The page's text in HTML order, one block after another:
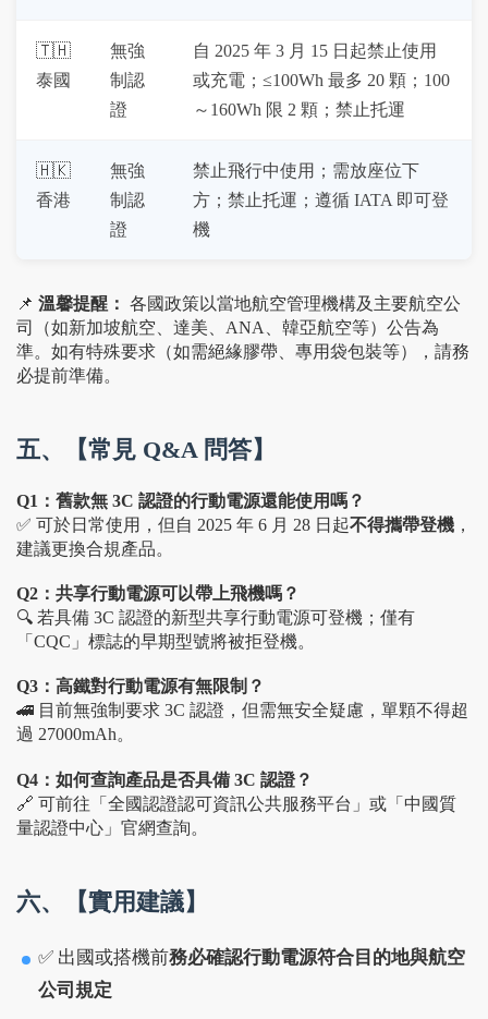
🇹🇭
泰國
無強
制認
證
自 2025 年 3 月 15 日起禁止使用
或充電；≤100Wh 最多 20 顆；100
～160Wh 限 2 顆；禁止托運
🇭🇰
香港
無強
制認
證
禁止飛行中使用；需放座位下
方；禁止托運；遵循 IATA 即可登
機
📌 溫馨提醒： 各國政策以當地航空管理機構及主要航空公
司（如新加坡航空、達美、ANA、韓亞航空等）公告為
準。如有特殊要求（如需絕緣膠帶、專用袋包裝等），請務
必提前準備。
五、【常見 Q&A 問答】
Q1：舊款無 3C 認證的行動電源還能使用嗎？
✅ 可於日常使用，但自 2025 年 6 月 28 日起不得攜帶登機 ，
建議更換合規產品。
Q2：共享行動電源可以帶上飛機嗎？
🔍 若具備 3C 認證的新型共享行動電源可登機；僅有
「CQC」標誌的早期型號將被拒登機。
Q3：高鐵對行動電源有無限制？
🚄 目前無強制要求 3C 認證，但需無安全疑慮，單顆不得超
過 27000mAh。
Q4：如何查詢產品是否具備 3C 認證？
🔗 可前往「全國認證認可資訊公共服務平台」或「中國質
量認證中心」官網查詢。
六、【實用建議】
✅ 出國或搭機前務必確認行動電源符合目的地與航空
公司規定